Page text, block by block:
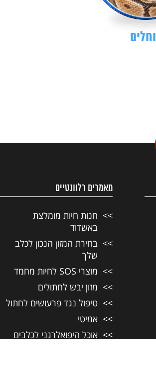
מאמרים רלוונטיים
חנות חיות מומלצת
באשדוד
בחירת המזון הנכון לכלב
שלך
מוצרי SOS לחיות מחמד
מזון יבש לחתולים
טיפול נגד פרעושים לחתול
אמיטי
אוכל היפואלרגני לכלבים